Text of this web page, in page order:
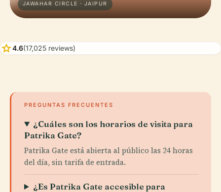
JAWAHAR CIRCLE · JAIPUR
star4.6(17,025 reviews)
PREGUNTAS FRECUENTES
¿Cuáles son los horarios de visita para
Patrika Gate?
Patrika Gate está abierta al público las 24 horas
del día, sin tarifa de entrada.
¿Es Patrika Gate accesible para